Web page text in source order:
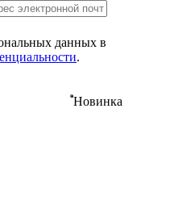
данных в
.
Новинка